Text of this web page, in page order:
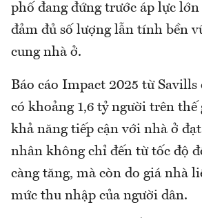
phố đang đứng trước áp lực
đảm đủ số lượng lẫn tính bền
cung nhà ở.
Báo cáo Impact 2025 từ
có khoảng 1,6 tỷ người trên
khả năng tiếp cận với nhà ở
nhân không chỉ đến từ tốc độ
càng tăng, mà còn do giá nhà
mức thu nhập của người dân.